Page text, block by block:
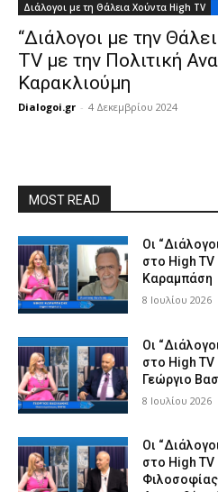
Διάλογοι με τη Θάλεια Χούντα High TV
“Διάλογοι με την
TV με την Πολιτική
Καρακλιούμη
Dialogoi.gr - 4 Δεκεμβρίου 2024
MOST READ
Οι
στο High
Καραμπάση
8 Ιουλίου 2026
Οι
στο High
Γεώργιο
8 Ιουλίου 2026
Οι
στο High TV